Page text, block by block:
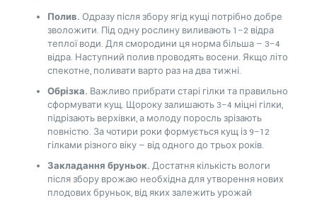
Полив. Одразу після збору ягід кущі потрібно добре
зволожити. Під одну рослину виливають 1–2 відра
теплої води. Для смородини ця норма більша — 3–4
відра. Наступний полив проводять восени. Якщо літо
спекотне, поливати варто раз на два тижні.
Обрізка. Важливо прибрати старі гілки та правильно
сформувати кущ. Щороку залишають 3–4 міцні гілки,
підрізають верхівки, а молоду поросль зрізають
повністю. За чотири роки формується кущ із 9–12
гілками різного віку — від одного до трьох років.
Закладання бруньок. Достатня кількість вологи
після збору врожаю необхідна для утворення нових
плодових бруньок, від яких залежить урожай